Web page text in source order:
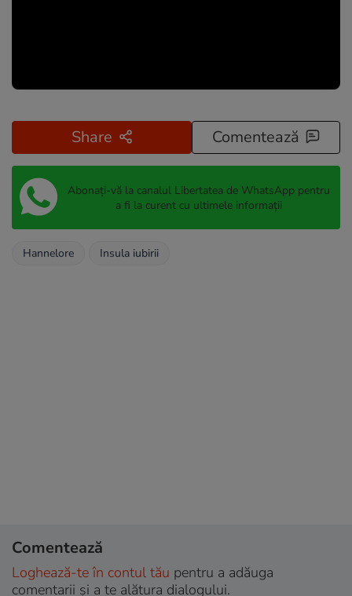
Share Comentează
Abonați-vă la canalul Libertatea de WhatsApp pentru
a fi la curent cu ultimele informații
Hannelore Insula iubirii
Comentează
Loghează-te în contul tău pentru a adăuga
comentarii și a te alătura dialogului.